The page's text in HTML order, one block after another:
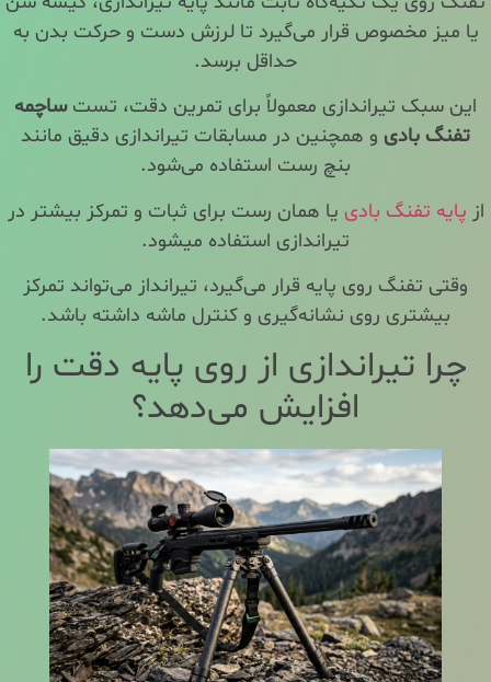
یا میز مخصوص قرار می‌گیرد تا لرزش دست و حرکت بدن به
حداقل برسد.
این سبک تیراندازی معمولاً برای تمرین دقت، تستساچمه
تفنگ بادی و همچنین در مسابقات تیراندازی دقیق مانند
بنچ رست استفاده می‌شود.
از پایه تفنگ بادی یا همان رست برای ثبات و تمرکز بیشتر در
تیراندازی استفاده میشود.
وقتی تفنگ روی پایه قرار می‌گیرد، تیرانداز می‌تواند تمرکز
بیشتری روی نشانه‌گیری و کنترل ماشه داشته باشد.
چرا تیراندازی از روی پایه دقت را
افزایش می‌دهد؟